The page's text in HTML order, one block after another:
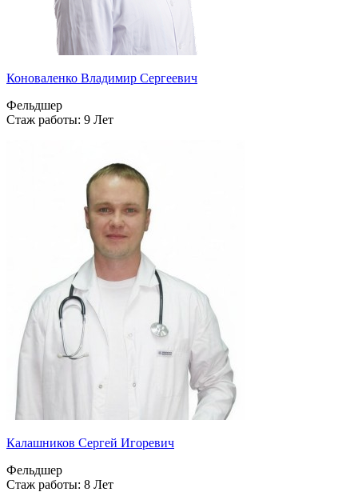
Коноваленко Владимир Сергеевич
Фельдшер
Стаж работы: 9 Лет
Калашников Сергей Игоревич
Фельдшер
Стаж работы: 8 Лет